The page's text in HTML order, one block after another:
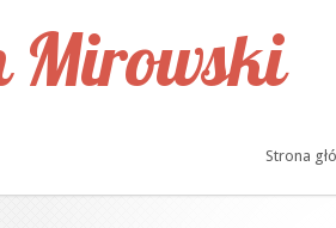
Mirowski
Strona